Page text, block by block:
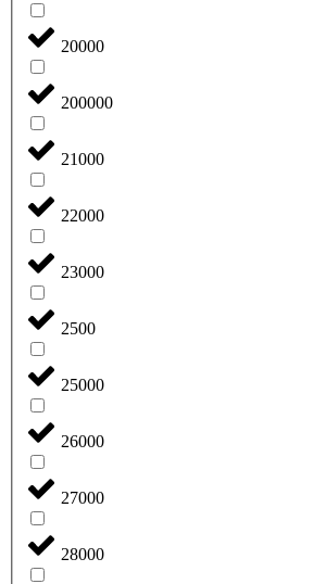
20000
200000
21000
22000
23000
2500
25000
26000
27000
28000